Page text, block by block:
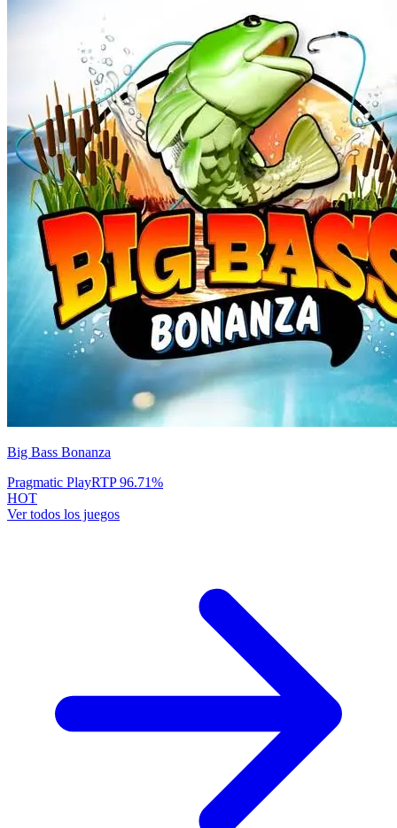
Big Bass Bonanza
Pragmatic PlayRTP96.71%
HOT
Ver todos los juegos